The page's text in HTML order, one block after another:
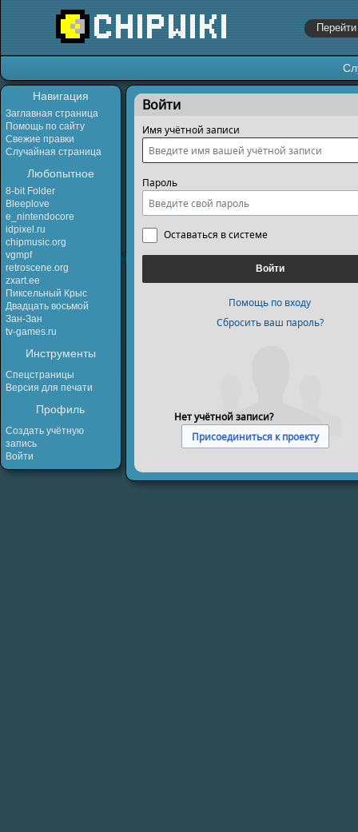
Навигация
Заглавная страница
Помощь по сайту
Свежие правки
Случайная страница
Любопытное
8-bit Folder
Bleeplove
e_nintendocore
idpixel.ru
chipmusic.org
vgmpf
retroscene.org
zxart.ee
Пиксельный Крыс
Двадцать восьмой
Зан-Зан
tv-games.ru
Инструменты
Спецстраницы
Версия для печати
Профиль
Создать учётную
запись
Войти
Перейти к:навигация,поиск
Войти
Имя учётной записи
Пароль
Оставаться в системе
Войти
Помощь по входу
Сбросить ваш пароль?
Нет учётной записи?
Присоединиться к проекту